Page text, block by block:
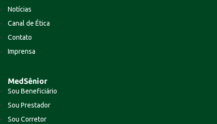
Notícias
Canal de Ética
Contato
Imprensa
MedSênior
Sou Beneficiário
Sou Prestador
Sou Corretor